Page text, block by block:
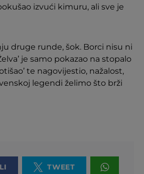
izvući kimuru, ali sve je
druge runde, šok. Borci nisu ni
je samo pokazao na stopalo
te nagovijestio, nažalost,
legendi želimo što brži
TWEET